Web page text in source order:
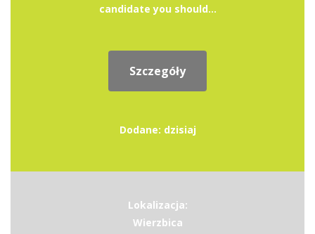
candidate you should...
Szczegóły
Dodane: dzisiaj
Lokalizacja:
Wierzbica